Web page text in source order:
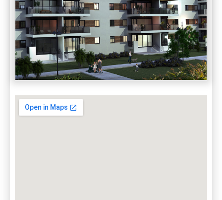
פיכמן 11-13 רמת אביב